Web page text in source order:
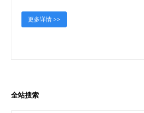
更多详情 >>
全站搜索